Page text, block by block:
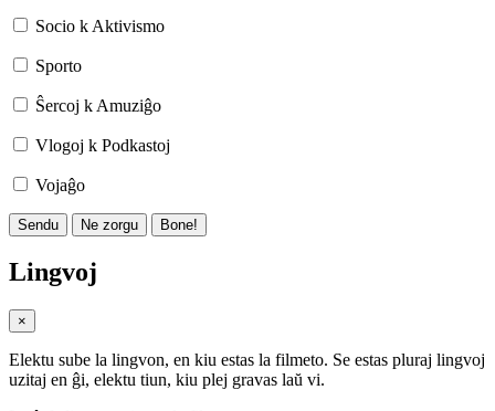
Socio k Aktivismo
Sporto
Ŝercoj k Amuziĝo
Vlogoj k Podkastoj
Vojaĝo
Sendu Ne zorgu Bone!
Lingvoj
×
Elektu sube la lingvon, en kiu estas la filmeto. Se estas pluraj lingvoj
uzitaj en ĝi, elektu tiun, kiu plej gravas laŭ vi.